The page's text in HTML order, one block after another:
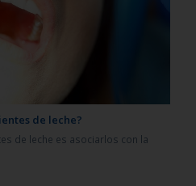
de leche?
de leche es asociarlos con la